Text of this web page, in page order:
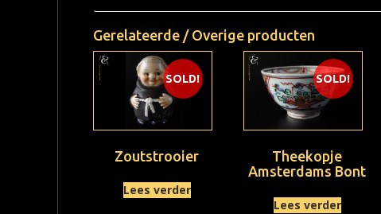
Gerelateerde / Overige producten
SOLD!
Zoutstrooier
Lees verder
SOLD!
Theekopje
Amsterdams Bont
Lees verder